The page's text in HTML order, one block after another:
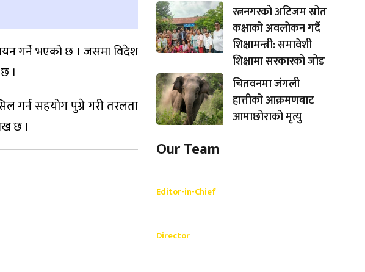
गर्ने भएको छ । जसमा विदेश
।
गर्न सहयोग पुग्ने गरी तरलता
छ ।
रत्ननगरको अटिजम स्रोत
कक्षाको अवलोकन गर्दै
शिक्षामन्त्री: समावेशी
शिक्षामा सरकारको जोड
चितवनमा जंगली
हात्तीको आक्रमणबाट
आमाछोराको मृत्यु
Our Team
Editor-in-Chief
Director